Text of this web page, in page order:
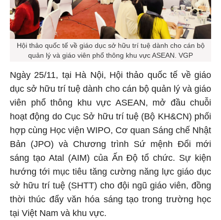
Hội thảo quốc tế về giáo dục sở hữu trí tuệ dành cho cán bộ
quản lý và giáo viên phổ thông khu vực ASEAN. VGP
Ngày 25/11, tại Hà Nội, Hội thảo quốc tế về giáo
dục sở hữu trí tuệ dành cho cán bộ quản lý và giáo
viên phổ thông khu vực ASEAN, mở đầu chuỗi
hoạt động do Cục Sở hữu trí tuệ (Bộ KH&CN) phối
hợp cùng Học viện WIPO, Cơ quan Sáng chế Nhật
Bản (JPO) và Chương trình Sứ mệnh Đổi mới
sáng tạo Atal (AIM) của Ấn Độ tổ chức. Sự kiện
hướng tới mục tiêu tăng cường năng lực giáo dục
sở hữu trí tuệ (SHTT) cho đội ngũ giáo viên, đồng
thời thúc đẩy văn hóa sáng tạo trong trường học
tại Việt Nam và khu vực.